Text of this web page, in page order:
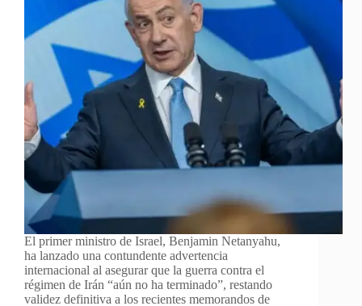
El primer ministro de Israel, Benjamin Netanyahu,
ha lanzado una contundente advertencia
internacional al asegurar que la guerra contra el
régimen de Irán “aún no ha terminado”, restando
validez definitiva a los recientes memorandos de